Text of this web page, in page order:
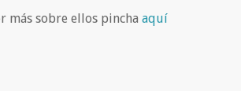
más sobre ellos pincha aquí